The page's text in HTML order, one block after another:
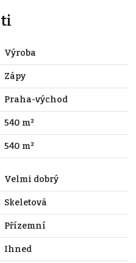
Výroba
Zápy
Praha-východ
540 m²
540 m²
Velmi dobrý
Skeletová
Přízemní
Ihned